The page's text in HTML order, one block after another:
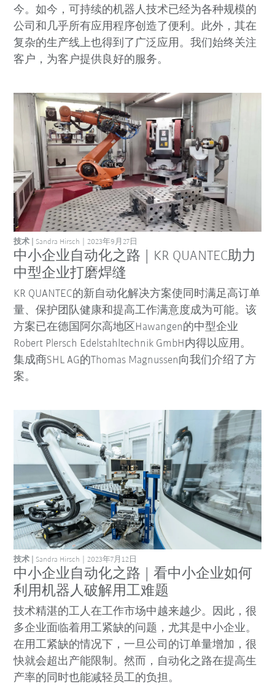
今。如今，可持续的机器人技术已经为各种规模的
公司和几乎所有应用程序创造了便利。此外，其在
复杂的生产线上也得到了广泛应用。我们始终关注
客户，为客户提供良好的服务。
中小企业自动化之路 | KR QUANTEC助力
中型企业打磨焊缝
技术 Sandra Hirsch 2023年9月27日
KR QUANTEC的新自动化解决方案使同时满足高订单
量、保护团队健康和提高工作满意度成为可能。该
方案已在德国阿尔高地区Hawangen的中型企业
Robert Plersch Edelstahltechnik GmbH内得以应用。
集成商SHL AG的Thomas Magnussen向我们介绍了方
案。
中小企业自动化之路 | 看中小企业如何
利用机器人破解用工难题
技术 Sandra Hirsch 2023年7月12日
技术精湛的工人在工作市场中越来越少。因此，很
多企业面临着用工紧缺的问题，尤其是中小企业。
在用工紧缺的情况下，一旦公司的订单量增加，很
快就会超出产能限制。然而，自动化之路在提高生
产率的同时也能减轻员工的负担。